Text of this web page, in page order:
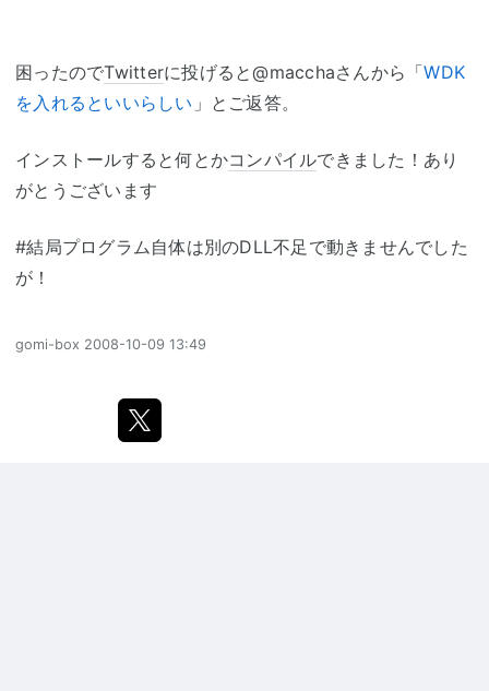
困ったのでTwitterに投げると@macchaさんから「WDK
を入れるといいらしい 」とご返答。
インストールすると何とかコンパイルできました！あり
がとうございます
#結局プログラム自体は別のDLL不足で動きませんでした
が！
gomi-box 2008-10-09 13:49